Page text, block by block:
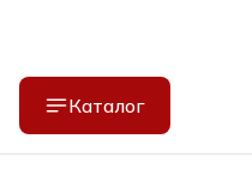
Каталог